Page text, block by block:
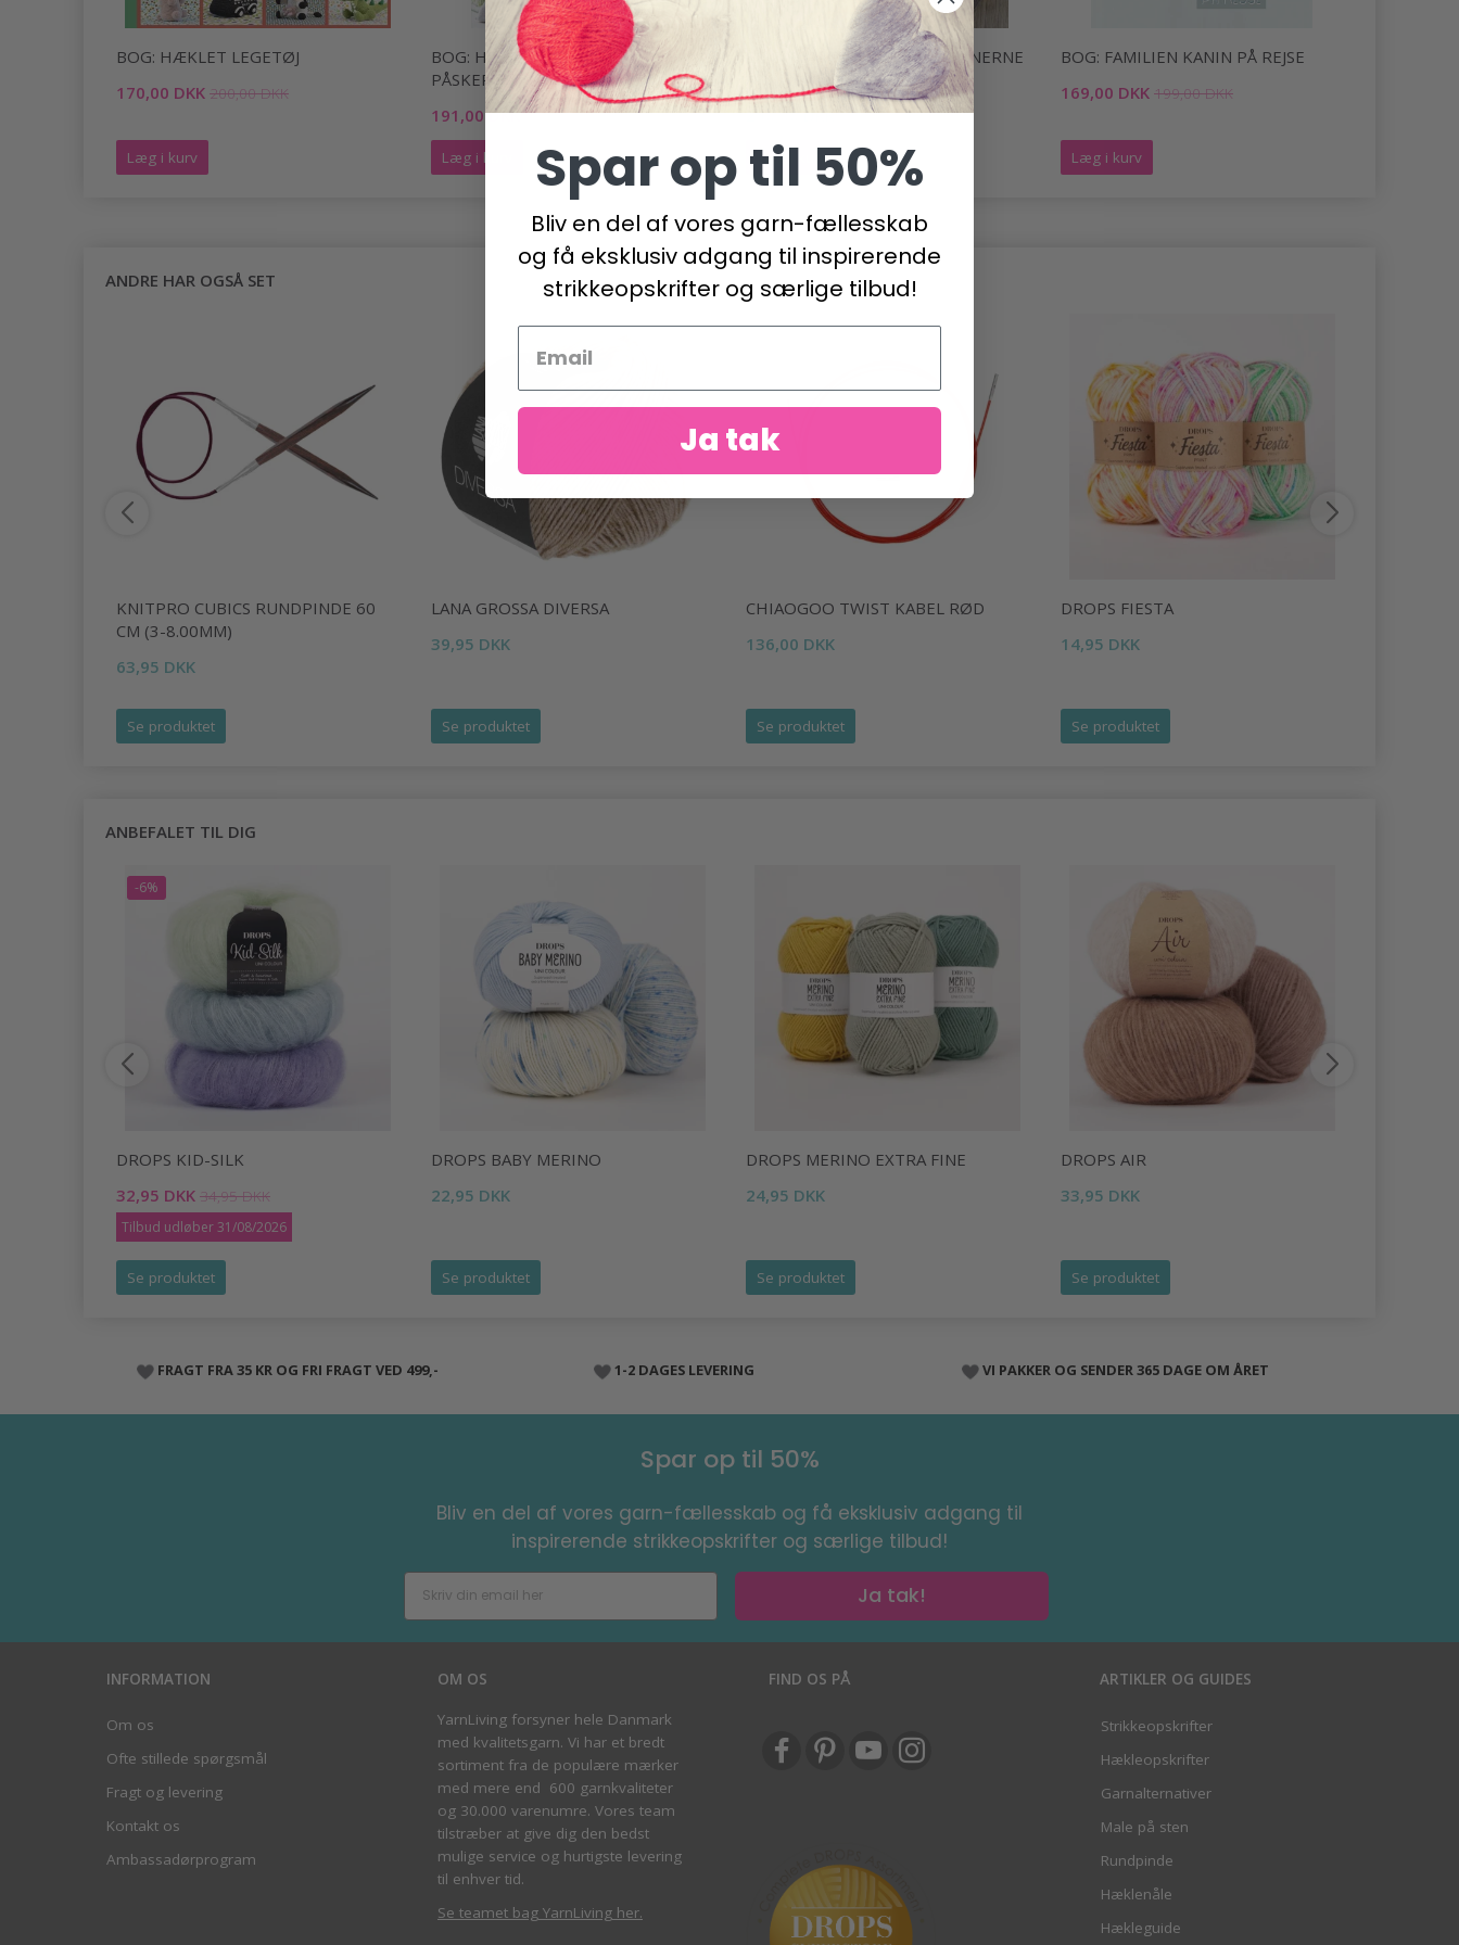
BOG: HÆKLET LEGETØJ
170,00 DKK 200,00 DKK
Læg i kurv
BOG: HÆKLET NORDISK
PÅSKEPYNT
191,00 DKK 225,00 DKK
Læg i kurv
BOG: PICA PAU OG DYREVENNERNE
AF YAN SCHENKEL
250,00 DKK
Læg i kurv
BOG: FAMILIEN KANIN PÅ REJSE
169,00 DKK 199,00 DKK
Læg i kurv
ANDRE HAR OGSÅ SET
KNITPRO CUBICS RUNDPINDE 60
CM (3-8.00MM)
63,95 DKK
Se produktet
LANA GROSSA DIVERSA
39,95 DKK
Se produktet
CHIAOGOO TWIST KABEL RØD
136,00 DKK
Se produktet
DROPS FIESTA
14,95 DKK
Se produktet
ANBEFALET TIL DIG
-6%
DROPS KID-SILK
32,95 DKK 34,95 DKK
Tilbud udløber 31/08/2026
Se produktet
DROPS BABY MERINO
22,95 DKK
Se produktet
DROPS MERINO EXTRA FINE
24,95 DKK
Se produktet
DROPS AIR
33,95 DKK
Se produktet
FRAGT FRA 35 KR OG FRI FRAGT VED 499,- 1-2 DAGES LEVERING VI PAKKER OG SENDER 365 DAGE OM ÅRET
Spar op til 50%
Bliv en del af vores garn-fællesskab og få eksklusiv adgang til
inspirerende strikkeopskrifter og særlige tilbud!
Ja tak!
INFORMATION
Om os
Ofte stillede spørgsmål
Fragt og levering
Kontakt os
Ambassadørprogram
OM OS
YarnLiving forsyner hele Danmark
med kvalitetsgarn. Vi har et bredt
sortiment fra de populære mærker
med mere end 600 garnkvaliteter
og 30.000 varenumre. Vores team
tilstræber at give dig den bedst
mulige service og hurtigste levering
til enhver tid.
Se teamet bag YarnLiving her.
FIND OS PÅ ARTIKLER OG GUIDES
Strikkeopskrifter
Hækleopskrifter
Garnalternativer
Male på sten
Rundpinde
Hæklenåle
Hækleguide
Spar op til 50%
Bliv en del af vores garn-fællesskab
og få eksklusiv adgang til inspirerende
strikkeopskrifter og særlige tilbud!
Ja tak